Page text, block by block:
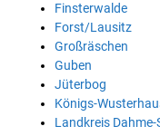
Finsterwalde
Forst/Lausitz
Großräschen
Guben
Jüterbog
Königs-
Landkreis Dahme-